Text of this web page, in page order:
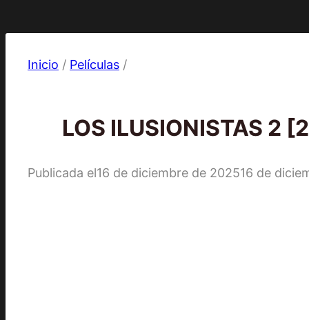
Inicio / Películas /
LOS ILUSIONISTAS 2
Publicada el16 de diciembre de 202516 de